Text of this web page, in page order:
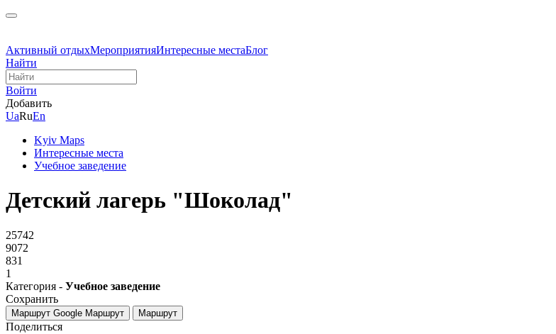
Активный отдыхМероприятияИнтересные местаБлог
Найти
Войти
Добавить
UaRuEn
Kyiv Maps
Интересные места
Учебное заведение
Детский лагерь "Шоколад"
25742
9072
831
1
Категория - Учебное заведение
Сохранить
Маршрут Google Маршрут Маршрут
Поделиться